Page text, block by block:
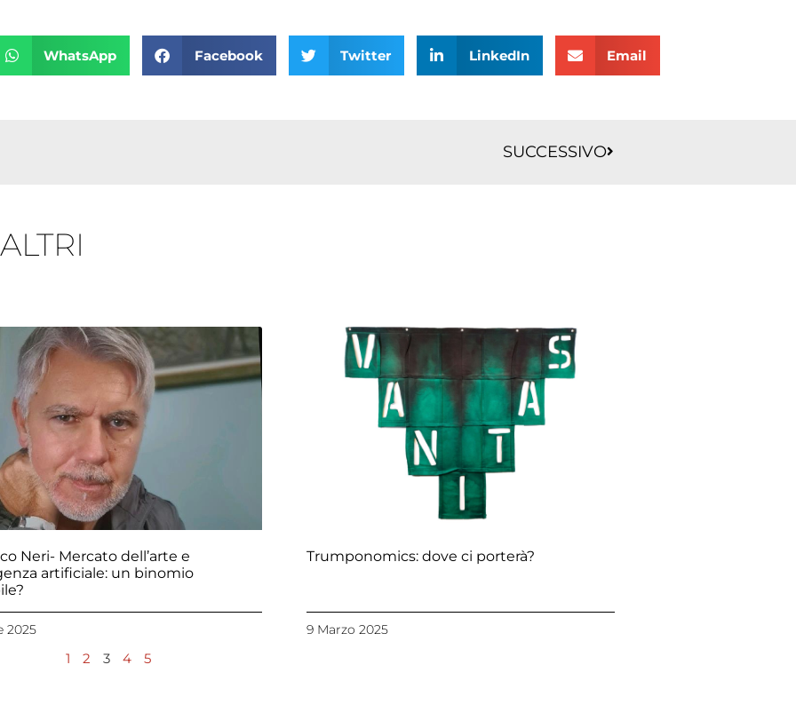
WhatsApp Facebook Twitter LinkedIn Email
SUCCESSIVO
Neri- Mercato dell’arte e
artificiale: un binomio
2025
Trumponomics: dove ci porterà?
9 Marzo 2025
Pagina
1
Pagina
2
Pagina
3
Pagina
4
Pagina
5